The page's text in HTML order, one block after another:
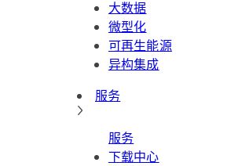
大数据
微型化
可再生能源
异构集成
服务
服务
下载中心